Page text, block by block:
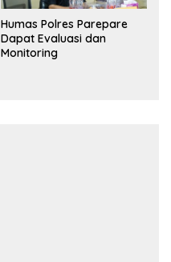
Humas Polres Parepare
Dapat Evaluasi dan
Monitoring